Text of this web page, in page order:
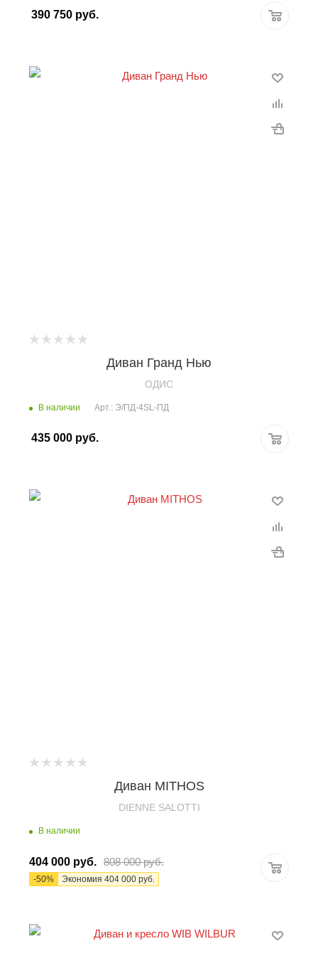
390 750 руб.
Диван Гранд Нью
OДИС
В наличии Арт.: Э/ПД-4SL-ПД
435 000 руб.
Диван MITHOS
DIENNE SALOTTI
В наличии
404 000 руб. 808 000руб.
-50% Экономия 404 000 руб.